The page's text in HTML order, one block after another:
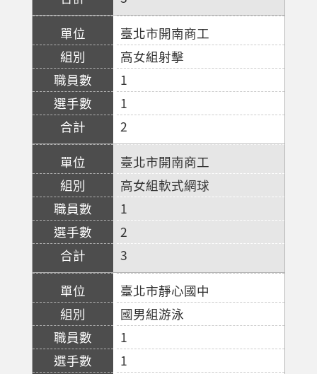
臺北市開南商工
高女組射擊
1
1
2
臺北市開南商工
高女組軟式網球
1
2
3
臺北市靜心國中
國男組游泳
1
1